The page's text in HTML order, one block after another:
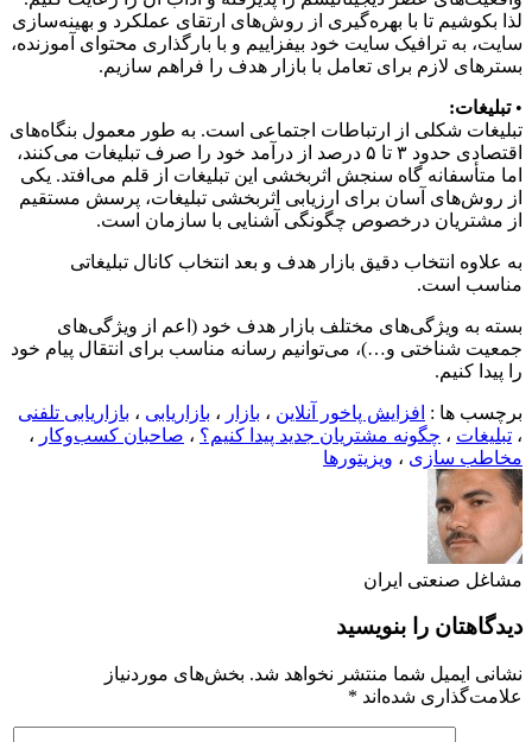
لذا بکوشیم تا با بهره‌گیری از روش‌های ارتقای عملکرد و بهینه‌سازی
سایت، به ترافیک سایت خود بیفزاییم و با بارگذاری محتوای آموزنده،
بسترهای لازم برای تعامل با بازار هدف را فراهم سازیم.
• تبلیغات:
تبلیغات شکلی از ارتباطات اجتماعی است. به طور معمول بنگاه‌های
اقتصادی حدود ۳ تا ۵ درصد از درآمد خود را صرف تبلیغات می‌کنند،
اما متأسفانه گاه سنجش اثربخشی این تبلیغات از قلم می‌افتد. یکی
از روش‌های آسان برای ارزیابی اثربخشی تبلیغات، پرسش مستقیم
از مشتریان درخصوص چگونگی آشنایی با سازمان است.
به علاوه انتخاب دقیق بازار هدف و بعد انتخاب کانال تبلیغاتی
مناسب است.
بسته به ویژگی‌های مختلف بازار هدف خود (اعم از ویژگی‌های
جمعیت شناختی و…)، می‌توانیم رسانه مناسب برای انتقال پیام خود
را پیدا کنیم.
برچسب ها : افزایش پاخور آنلاین ، بازار ، بازاریابی ، بازاریابی تلفنی
، تبلیغات ، چگونه مشتریان جدید پیدا کنیم؟ ، صاحبان کسب‌و‌کار‌ ،
مخاطب سازی ، ویزیتورها
مشاغل صنعتی ایران
دیدگاهتان را بنویسید
نشانی ایمیل شما منتشر نخواهد شد. بخش‌های موردنیاز
علامت‌گذاری شده‌اند *